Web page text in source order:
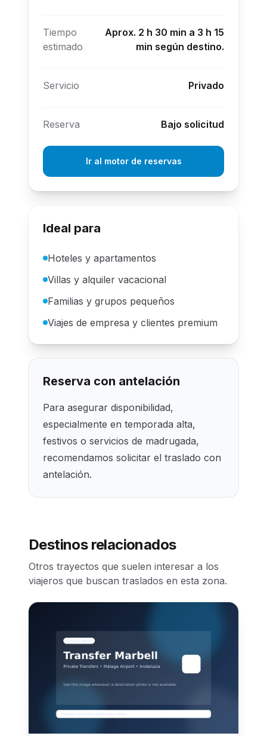
Tiempo
estimado
Aprox. 2 h 30 min a 3 h 15
min según destino.
Servicio Privado
Reserva Bajo solicitud
Ir al motor de reservas
Ideal para
Hoteles y apartamentos
Villas y alquiler vacacional
Familias y grupos pequeños
Viajes de empresa y clientes premium
Reserva con antelación
Para asegurar disponibilidad,
especialmente en temporada alta,
festivos o servicios de madrugada,
recomendamos solicitar el traslado con
antelación.
Destinos relacionados
Otros trayectos que suelen interesar a los
viajeros que buscan traslados en esta zona.